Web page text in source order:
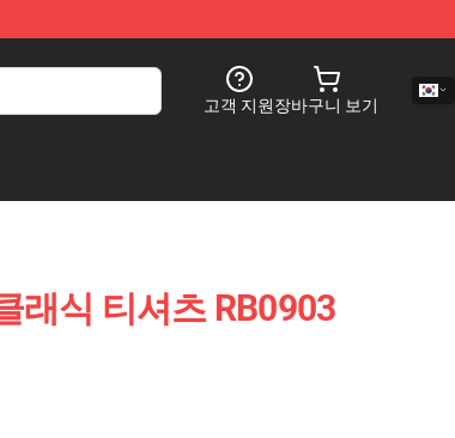
고객 지원장바구니 보기
래식 티셔츠 RB0903